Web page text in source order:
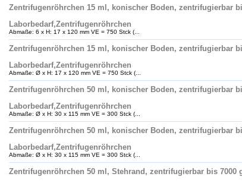
Zentrifugenröhrchen 15 ml, konischer Boden, zentrifugierbar
Laborbedarf,Zentrifugenröhrchen
Abmaße: 6 x H: 17 x 120 mm VE = 750 Stck (...
Zentrifugenröhrchen 15 ml, konischer Boden, zentrifugierbar
Laborbedarf,Zentrifugenröhrchen
Abmaße: Ø x H: 17 x 120 mm VE = 750 Stck (...
Zentrifugenröhrchen 50 ml, konischer Boden, zentrifugierbar
Laborbedarf,Zentrifugenröhrchen
Abmaße: Ø x H: 30 x 115 mm VE = 300 Stck (...
Zentrifugenröhrchen 50 ml, konischer Boden, zentrifugierbar
Laborbedarf,Zentrifugenröhrchen
Abmaße: Ø x H: 30 x 115 mm VE = 300 Stck (...
Zentrifugenröhrchen 50 ml, Stehrand, zentrifugierbar bis 7000